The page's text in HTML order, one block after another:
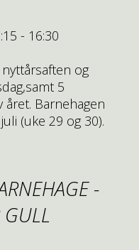
- 16:30
og
5
året. Barnehagen
(uke 29 og 30).
-
GULL